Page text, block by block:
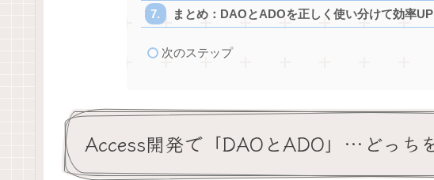
まとめ：DAOとADOを正しく使い分けて効率UP
次のステップ
Access開発で「DAOとADO」…どっち